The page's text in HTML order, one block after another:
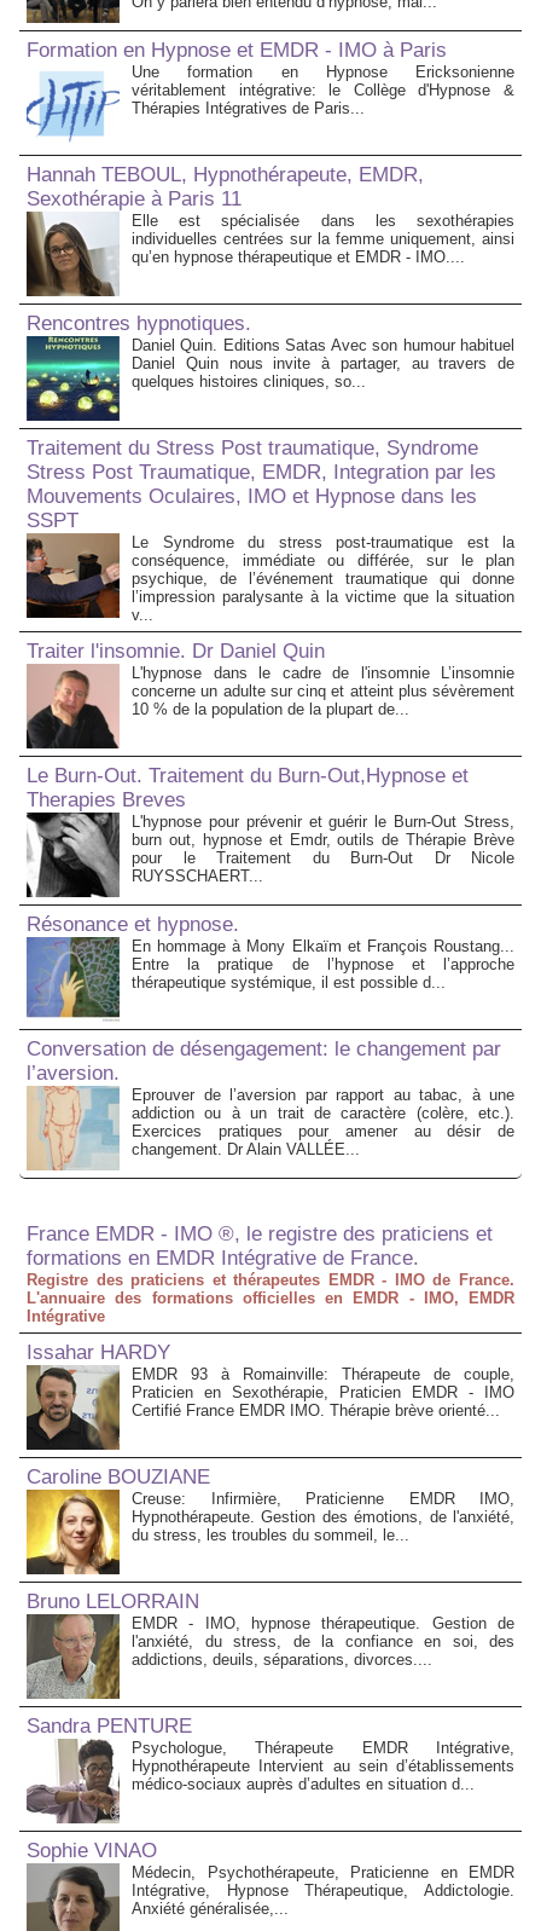
Formation en Hypnose et EMDR - IMO à Paris
Une formation en Hypnose Ericksonienne
véritablement intégrative: le Collège d'Hypnose &
Thérapies Intégratives de Paris...
Hannah TEBOUL, Hypnothérapeute, EMDR,
Sexothérapie à Paris 11
Elle est spécialisée dans les sexothérapies
individuelles centrées sur la femme uniquement, ainsi
qu’en hypnose thérapeutique et EMDR - IMO....
Rencontres hypnotiques.
Daniel Quin. Editions Satas Avec son humour habituel
Daniel Quin nous invite à partager, au travers de
quelques histoires cliniques, so...
Traitement du Stress Post traumatique, Syndrome
Stress Post Traumatique, EMDR, Integration par les
Mouvements Oculaires, IMO et Hypnose dans les
SSPT
Le Syndrome du stress post-traumatique est la
conséquence, immédiate ou différée, sur le plan
psychique, de l’événement traumatique qui donne
l’impression paralysante à la victime que la situation
v...
Traiter l'insomnie. Dr Daniel Quin
L'hypnose dans le cadre de l'insomnie L’insomnie
concerne un adulte sur cinq et atteint plus sévèrement
10 % de la population de la plupart de...
Le Burn-Out. Traitement du Burn-Out,Hypnose et
Therapies Breves
L'hypnose pour prévenir et guérir le Burn-Out Stress,
burn out, hypnose et Emdr, outils de Thérapie Brève
pour le Traitement du Burn-Out Dr Nicole
RUYSSCHAERT...
Résonance et hypnose.
En hommage à Mony Elkaïm et François Roustang...
Entre la pratique de l’hypnose et l’approche
thérapeutique systémique, il est possible d...
Conversation de désengagement: le changement par
l’aversion.
Eprouver de l’aversion par rapport au tabac, à une
addiction ou à un trait de caractère (colère, etc.).
Exercices pratiques pour amener au désir de
changement. Dr Alain VALLÉE...
France EMDR - IMO ®, le registre des praticiens et
formations en EMDR Intégrative de France.
Registre des praticiens et thérapeutes EMDR - IMO de France.
L'annuaire des formations officielles en EMDR - IMO, EMDR
Intégrative
Issahar HARDY
EMDR 93 à Romainville: Thérapeute de couple,
Praticien en Sexothérapie, Praticien EMDR - IMO
Certifié France EMDR IMO. Thérapie brève orienté...
Caroline BOUZIANE
Creuse: Infirmière, Praticienne EMDR IMO,
Hypnothérapeute. Gestion des émotions, de l'anxiété,
du stress, les troubles du sommeil, le...
Bruno LELORRAIN
EMDR - IMO, hypnose thérapeutique. Gestion de
l'anxiété, du stress, de la confiance en soi, des
addictions, deuils, séparations, divorces....
Sandra PENTURE
Psychologue, Thérapeute EMDR Intégrative,
Hypnothérapeute Intervient au sein d’établissements
médico‑sociaux auprès d’adultes en situation d...
Sophie VINAO
Médecin, Psychothérapeute, Praticienne en EMDR
Intégrative, Hypnose Thérapeutique, Addictologie.
Anxiété généralisée,...